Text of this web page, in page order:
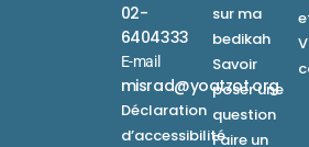
02-
6404333
E-mail
misrad@yoatzot.org
Déclaration
d’accessibilité
sur ma
bedikah
Savoir
poser une
question
Faire un